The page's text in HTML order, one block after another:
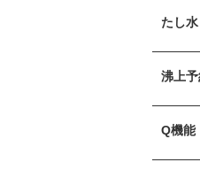
たし水
沸上
Q機能